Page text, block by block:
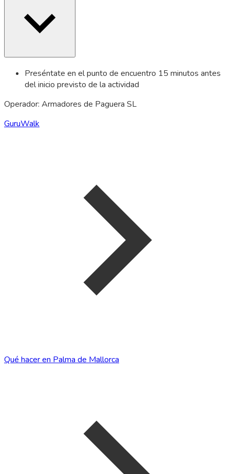
Preséntate en el punto de encuentro 15 minutos antes
del inicio previsto de la actividad
Operador: Armadores de Paguera SL
GuruWalk
Qué hacer en Palma de Mallorca